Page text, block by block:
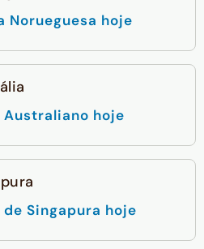
Norueguesa hoje
Australiano hoje
de Singapura hoje